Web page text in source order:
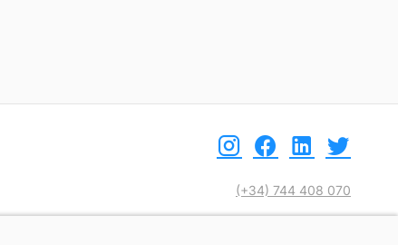
(+34) 744 408 070
info@motoreto.com